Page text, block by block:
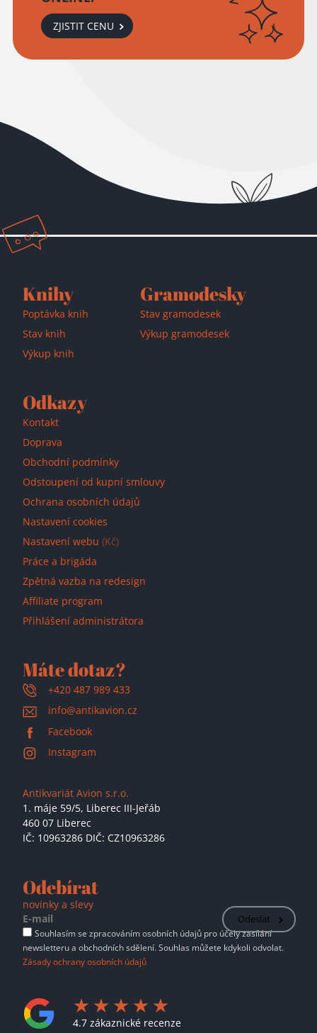
ZJISTIT CENU
Knihy
Poptávka knih
Stav knih
Výkup knih
Gramodesky
Stav gramodesek
Výkup gramodesek
Odkazy
Kontakt
Doprava
Obchodní podmínky
Odstoupení od kupní smlouvy
Ochrana osobních údajů
Nastavení cookies
Nastavení webu (Kč)
Práce a brigáda
Zpětná vazba na redesign
Affiliate program
Přihlášení administrátora
Máte dotaz?
+420 487 989 433
info@antikavion.cz
Facebook
Instagram
Antikvariát Avion s.r.o.
1. máje 59/5, Liberec III-Jeřáb
460 07 Liberec
IČ: 10963286 DIČ: CZ10963286
Odebírat
novinky a slevy
Odeslat
Souhlasím se zpracováním osobních údajů pro účely zasílání
newsletteru a obchodních sdělení. Souhlas můžete kdykoli odvolat.
Zásady ochrany osobních údajů
4.7 zákaznické recenze